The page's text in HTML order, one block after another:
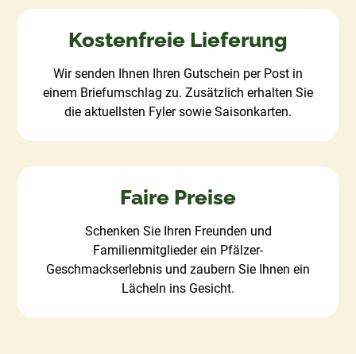
Kostenfreie Lieferung
Wir senden Ihnen Ihren Gutschein per Post in
einem Briefumschlag zu. Zusätzlich erhalten Sie
die aktuellsten Fyler sowie Saisonkarten.
Faire Preise
Schenken Sie Ihren Freunden und
Familienmitglieder ein Pfälzer-
Geschmackserlebnis und zaubern Sie Ihnen ein
Lächeln ins Gesicht.